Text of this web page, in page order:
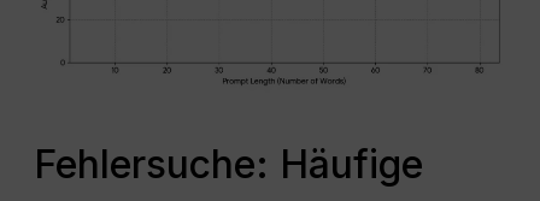
Fehlersuche: Häufige